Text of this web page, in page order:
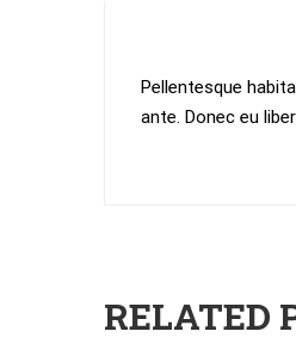
Pellentesque
ante. Donec eu
RELATED